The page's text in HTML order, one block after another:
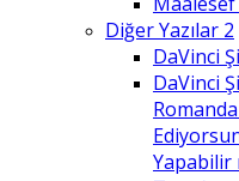
Diğer Yazılar 2
DaVinci
DaVinci
Yapabilir